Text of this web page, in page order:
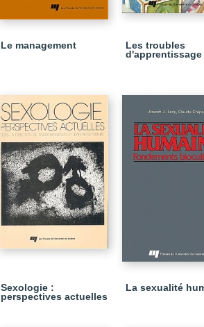
Le management
Les troubles
d'apprentissage
Sexologie :
perspectives actuelles
La sexualité